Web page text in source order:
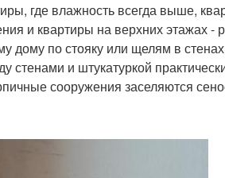
где влажность всегда выше,
и квартиры на верхних этажах -
дому по стояку или щелям в
и штукатуркой
сооружения заселяются